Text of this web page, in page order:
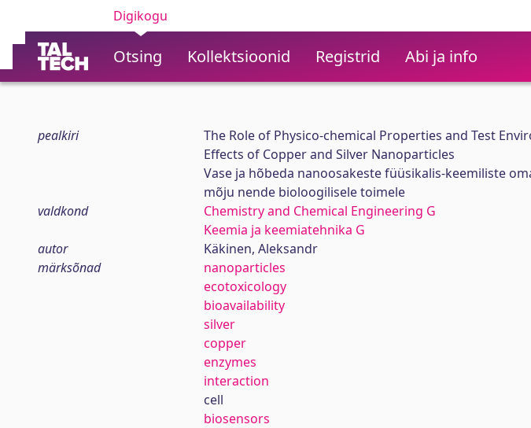
Digikogu
Otsing Kollektsioonid Registrid Abi ja info
pealkiri
The Role of Physico-chemical Properties and Test
Effects of Copper and Silver Nanoparticles
Vase ja hõbeda nanoosakeste füüsikalis-keemiliste
mõju nende bioloogilisele toimele
valdkond
Chemistry and Chemical Engineering G
Keemia ja keemiatehnika G
autor
Käkinen, Aleksandr
märksõnad
nanoparticles
ecotoxicology
bioavailability
silver
copper
enzymes
interaction
cell
biosensors